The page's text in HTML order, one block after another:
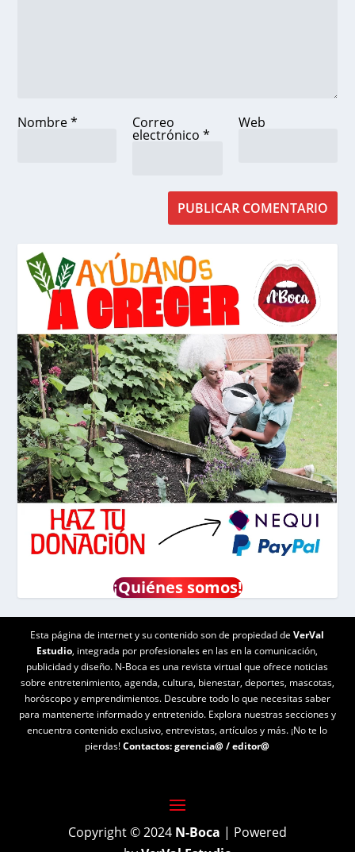
Nombre* Correo
electrónico *
Web
¡Quiénes somos!
Esta página de internet y su contenido son de propiedad deVerVal
Estudio, integrada por profesionales en las en la comunicación,
publicidad y diseño. N-Boca es una revista virtual que ofrece noticias
sobre entretenimiento, agenda, cultura, bienestar, deportes, mascotas,
horóscopo y emprendimientos. Descubre todo lo que necesitas saber
para mantenerte informado y entretenido. Explora nuestras secciones y
encuentra contenido exclusivo, entrevistas, artículos y más. ¡No te lo
pierdas!Contactos: gerencia@/editor@
Copyright © 2024 N-Boca | Powered